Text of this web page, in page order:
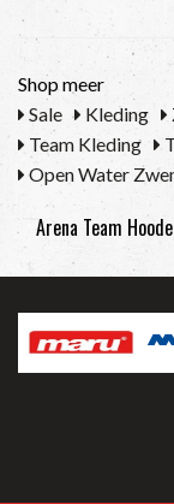
Shop meer
Sale
Kleding
Team Kleding
Open Water
Arena Team